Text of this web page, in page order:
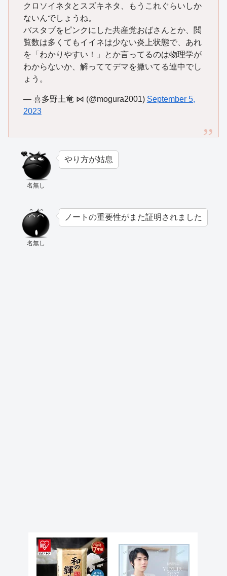
クロソイネタとスズキネタ、もうこれぐらいしか
ないんでしょうね。
バスタブをピンクにした共産党おばさんとか、閲
覧数は多くてもイイネは少ない炎上状態で、あれ
を「わかりやすい！」とか言ってるのは物理学が
わからないか、解っててデマを撒いてる連中でし
ょう。
— 喜多野土竜 ⋈ (@mogura2001) September 5,
2023
名無し
やり方が姑息
名無し
ノートの重要性がまた証明されました